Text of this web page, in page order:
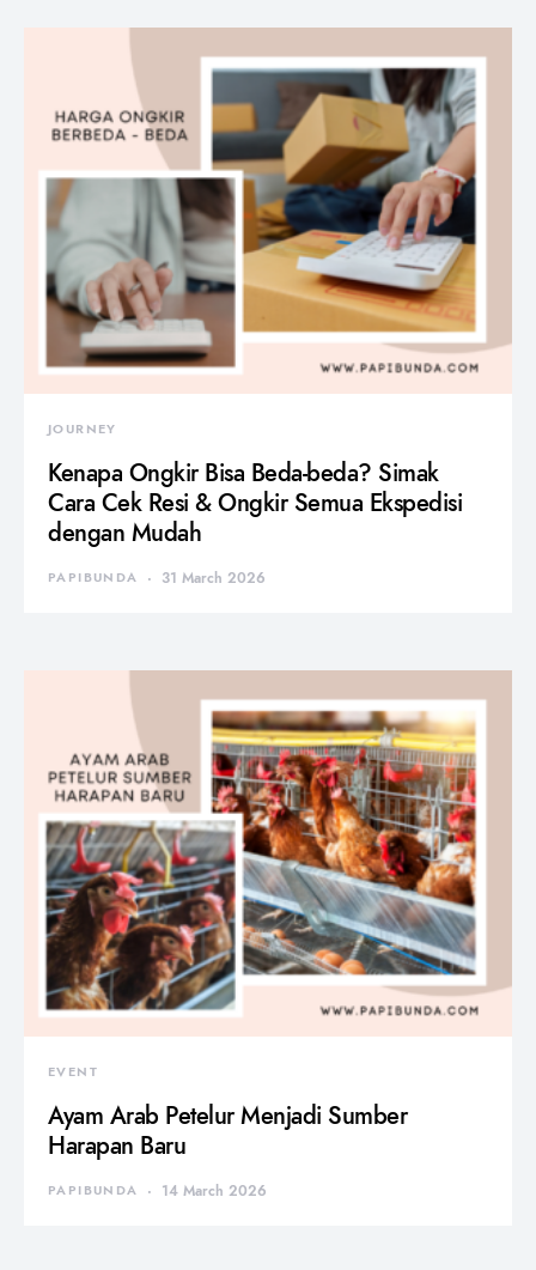
JOURNEY
Kenapa Ongkir Bisa Beda-beda? Simak
Cara Cek Resi & Ongkir Semua Ekspedisi
dengan Mudah
PAPIBUNDA 31 March 2026
EVENT
Ayam Arab Petelur Menjadi Sumber
Harapan Baru
PAPIBUNDA 14 March 2026